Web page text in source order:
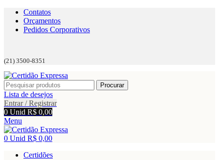
Contatos
Orçamentos
Pedidos Corporativos
(21) 3500-8351
Procurar
Lista de desejos
Entrar / Registrar
0 Unid R$ 0,00
Menu
0 Unid R$ 0,00
Certidões